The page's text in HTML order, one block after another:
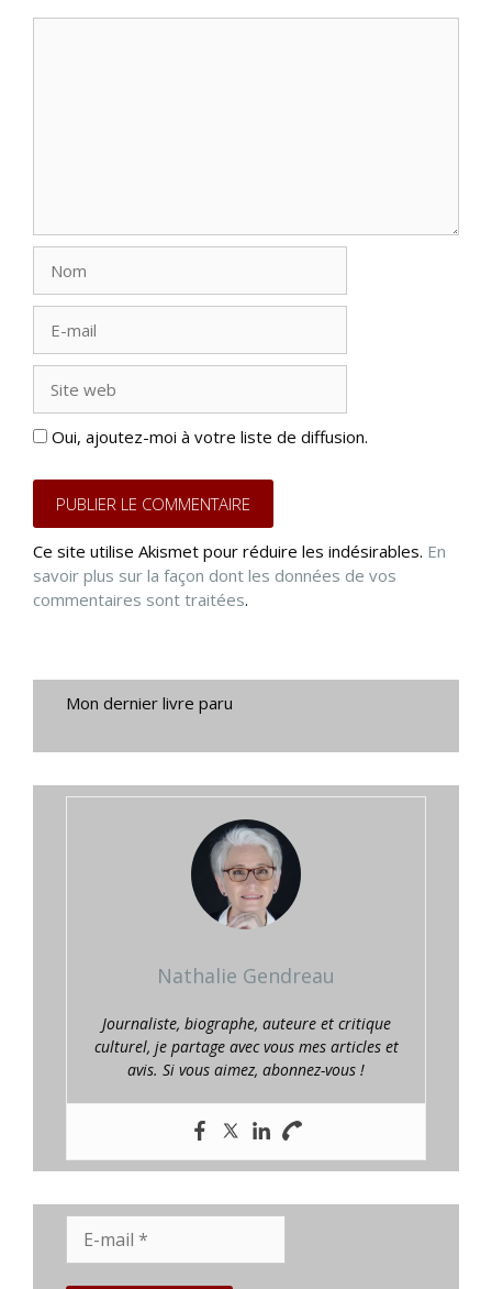
mail
web
Oui, ajoutez-moi à votre liste de diffusion.
Ce site utilise Akismet pour réduire les indésirables. En
savoir plus sur la façon dont les données de vos
commentaires sont traitées.
Mon dernier livre paru
Nathalie Gendreau
Journaliste, biographe, auteure et critique
culturel, je partage avec vous mes articles et
avis. Si vous aimez, abonnez-vous !
mail